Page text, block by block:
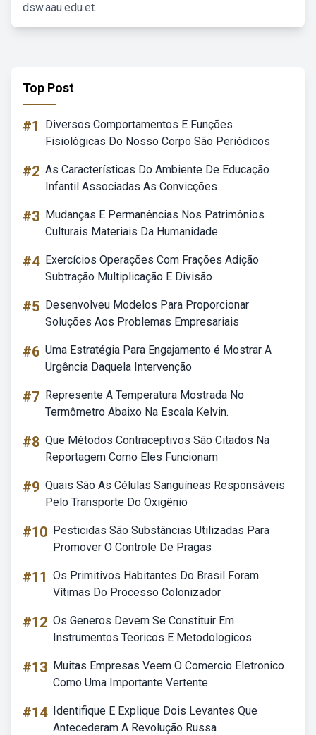
dsw.aau.edu.et.
Top Post
#1
Diversos Comportamentos E Funções
Fisiológicas Do Nosso Corpo São Periódicos
#2 As Características Do Ambiente De Educação
Infantil Associadas As Convicções
#3 Mudanças E Permanências Nos Patrimônios
Culturais Materiais Da Humanidade
#4 Exercícios Operações Com Frações Adição
Subtração Multiplicação E Divisão
#5 Desenvolveu Modelos Para Proporcionar
Soluções Aos Problemas Empresariais
#6 Uma Estratégia Para Engajamento é Mostrar A
Urgência Daquela Intervenção
#7 Represente A Temperatura Mostrada No
Termômetro Abaixo Na Escala Kelvin.
#8 Que Métodos Contraceptivos São Citados Na
Reportagem Como Eles Funcionam
#9 Quais São As Células Sanguíneas Responsáveis
Pelo Transporte Do Oxigênio
#10 Pesticidas São Substâncias Utilizadas Para
Promover O Controle De Pragas
#11 Os Primitivos Habitantes Do Brasil Foram
Vítimas Do Processo Colonizador
#12 Os Generos Devem Se Constituir Em
Instrumentos Teoricos E Metodologicos
#13 Muitas Empresas Veem O Comercio Eletronico
Como Uma Importante Vertente
#14 Identifique E Explique Dois Levantes Que
Antecederam A Revolução Russa